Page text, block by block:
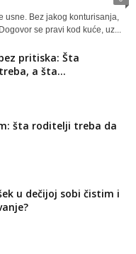
usne. Bez jakog konturisanja,
se pravi kod kuće, uz...
pritiska: Šta
a šta...
šta roditelji treba da
u dečijoj sobi čistim i